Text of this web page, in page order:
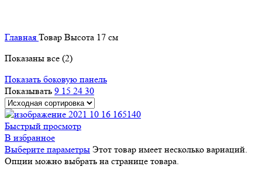
Главная Товар Высота 17 см
Показаны все (2)
Показать боковую панель
Показывать 9 15 24 30
Быстрый просмотр
В избранное
Выберите параметры Этот товар имеет несколько вариаций.
Опции можно выбрать на странице товара.